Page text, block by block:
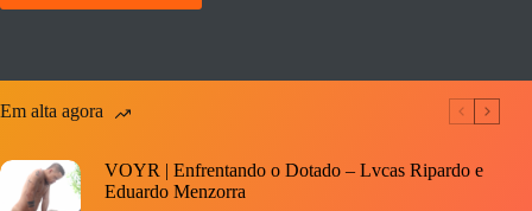
Em alta agora
VOYR | Enfrentando o Dotado – Lvcas Ripardo e
Eduardo Menzorra